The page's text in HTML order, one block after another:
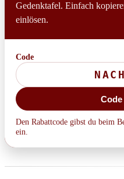
Gedenktafel. Einfach
einlösen.
Code
Den Rabattcode gibst du beim
ein.